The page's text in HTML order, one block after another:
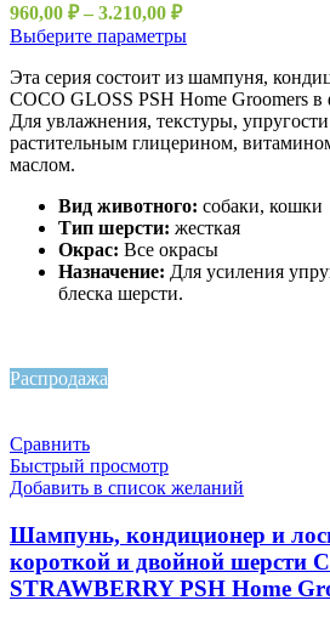
960,00 ₽ – 3.210,00 ₽
Выберите параметры
Эта серия состоит из шампуня,
COCO GLOSS PSH Home Groomers в
Для увлажнения, текстуры,
растительным глицерином,
маслом.
Вид животного: собаки, кошки
Тип шерсти: жесткая
Окрас: Все окрасы
Назначение: Для усиления
блеска шерсти.
Распродажа
Сравнить
Быстрый просмотр
Добавить в список желаний
Шампунь, кондиционер и
короткой и двойной шерсти
STRAWBERRY PSH Home